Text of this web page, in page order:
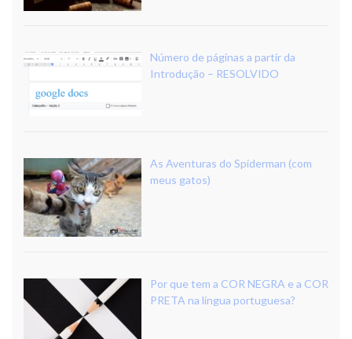
Número de páginas a partir da
Introdução – RESOLVIDO
As Aventuras do Spiderman (com
meus gatos)
Por que tem a COR NEGRA e a COR
PRETA na língua portuguesa?